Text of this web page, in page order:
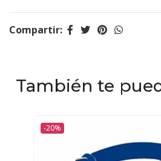
Compartir:
También te
-20%